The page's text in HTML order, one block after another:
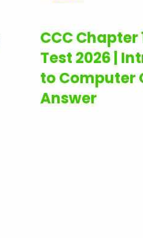
CCC Chapter
Test 2026 |
to Computer
Answer